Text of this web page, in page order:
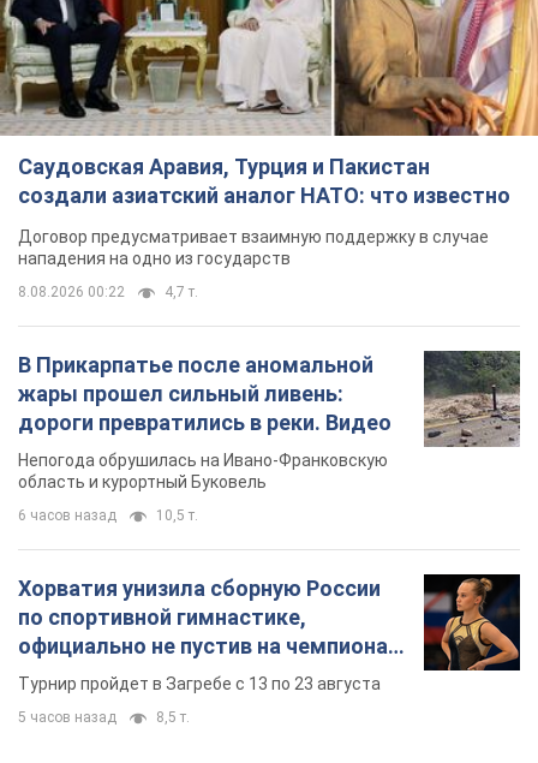
Саудовская Аравия, Турция и Пакистан
создали азиатский аналог НАТО: что известно
Договор предусматривает взаимную поддержку в случае
нападения на одно из государств
8.08.2026 00:22 4,7 т.
В Прикарпатье после аномальной
жары прошел сильный ливень:
дороги превратились в реки. Видео
Непогода обрушилась на Ивано-Франковскую
область и курортный Буковель
6 часов назад 10,5 т.
Хорватия унизила сборную России
по спортивной гимнастике,
официально не пустив на чемпионат
Европы основных спортсменов
Турнир пройдет в Загребе с 13 по 23 августа
5 часов назад 8,5 т.